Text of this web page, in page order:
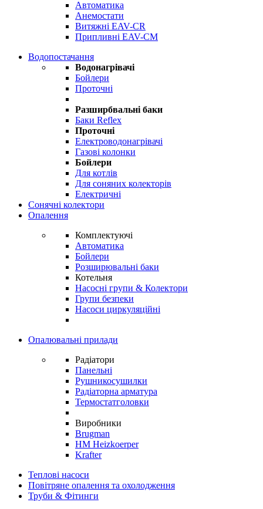
Автоматика
Анемостати
Витяжні EAV-CR
Припливні EAV-CM
Водопостачання
Водонагрівачі
Бойлери
Проточні
Разширбвальні баки
Баки Reflex
Проточні
Електроводонагрівачі
Газові колонки
Бойлери
Для котлів
Для соняних колекторів
Електричні
Сонячні колектори
Опалення
Комплектуючі
Автоматика
Бойлери
Розширювальні баки
Котельня
Насосні групи & Колектори
Групи безпеки
Насоси циркуляційні
Опалювальні прилади
Радіатори
Панельні
Рушникосушилки
Радіаторна арматура
Термостатголовки
Виробники
Brugman
HM Heizkoerper
Krafter
Теплові насоси
Повітряне опалення та охолодження
Труби & Фітинги